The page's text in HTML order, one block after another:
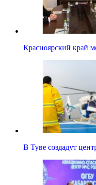
Красноярский край
В Туве создадут